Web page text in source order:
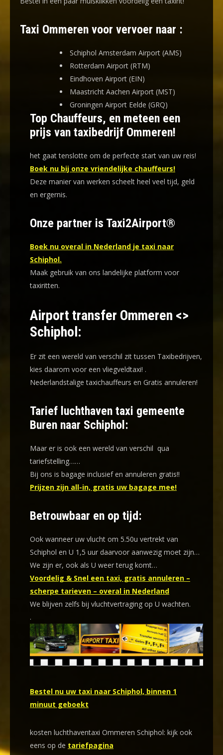
Taxi Ommeren voor vervoer naar :
Schiphol Amsterdam Airport (AMS)
Rotterdam Airport (RTM)
Eindhoven Airport (EIN)
Maastricht Aachen Airport (MST)
Groningen Airport Eelde (GRQ)
Top Chauffeurs, en meteen een
prijs van taxibedrijf Ommeren!
het gaat tenslotte om de perfecte start van uw reis!
Boek nu bij onze vriendelijke chauffeurs!
Deze manier van werken scheelt heel veel tijd, geld
en ergernis.
Onze partner is Taxi2Airport®
Boek nu overal in Nederland je taxi naar
Schiphol.
Maak gebruik van ons landelijke platform voor
taxiritten.
Airport transfer Ommeren <>
Schiphol:
Er zit een wereld van verschil zit tussen Taxibedrijven,
kies daarom voor een vliegveldtaxi! .
Nederlandstalige taxichauffeurs en Gratis annuleren!
Tarief luchthaven taxi gemeente
Buren naar Schiphol:
Maar er is ook een wereld van verschil qua
tariefstelling……
Bij ons is bagage inclusief en annuleren gratis!!
Prijzen zijn all-in, gratis uw bagage mee!
Betrouwbaar en op tijd:
Ook wanneer uw vlucht om 5.50u vertrekt van
Schiphol en U 1,5 uur daarvoor aanwezig moet zijn…
We zijn er, ook als U weer terug komt…
Voordelig & Snel een taxi, gratis annuleren –
scherpe tarieven – overal in Nederland
We blijven zelfs bij vluchtvertraging op U wachten.
.
Bestel nu uw taxi naar Schiphol, binnen 1
minuut geboekt
kosten luchthaventaxi Ommeren Schiphol: kijk ook
eens op de tariefpagina